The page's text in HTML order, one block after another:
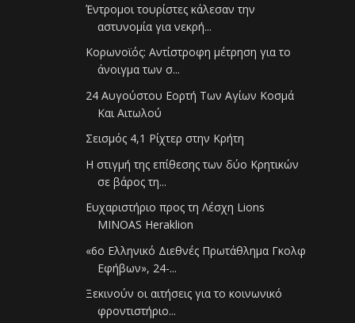
Έντρομοι τουρίστες κάλεσαν την
αστυνομία για νεκρή...
Κορωνοϊός: Αντίστροφη μέτρηση για το
άνοιγμα των σ...
24 Αυγούστου Εορτή Των Αγίων Κοσμά
Και Αιτωλού
Σεισμός 4,1 Ρίχτερ στην Κρήτη
Η στιγμή της επίθεσης των δύο Κρητικών
σε βάρος τη...
Ευχαριστήριο προς τη Λέσχη Lions
MINOAS Heraklion
«6ο Ελληνικό Διεθνές Πρωτάθλημα Γκολφ
Εφήβων», 24-...
Ξεκινούν οι αιτήσεις για το κοινωνικό
φροντιστήριο...